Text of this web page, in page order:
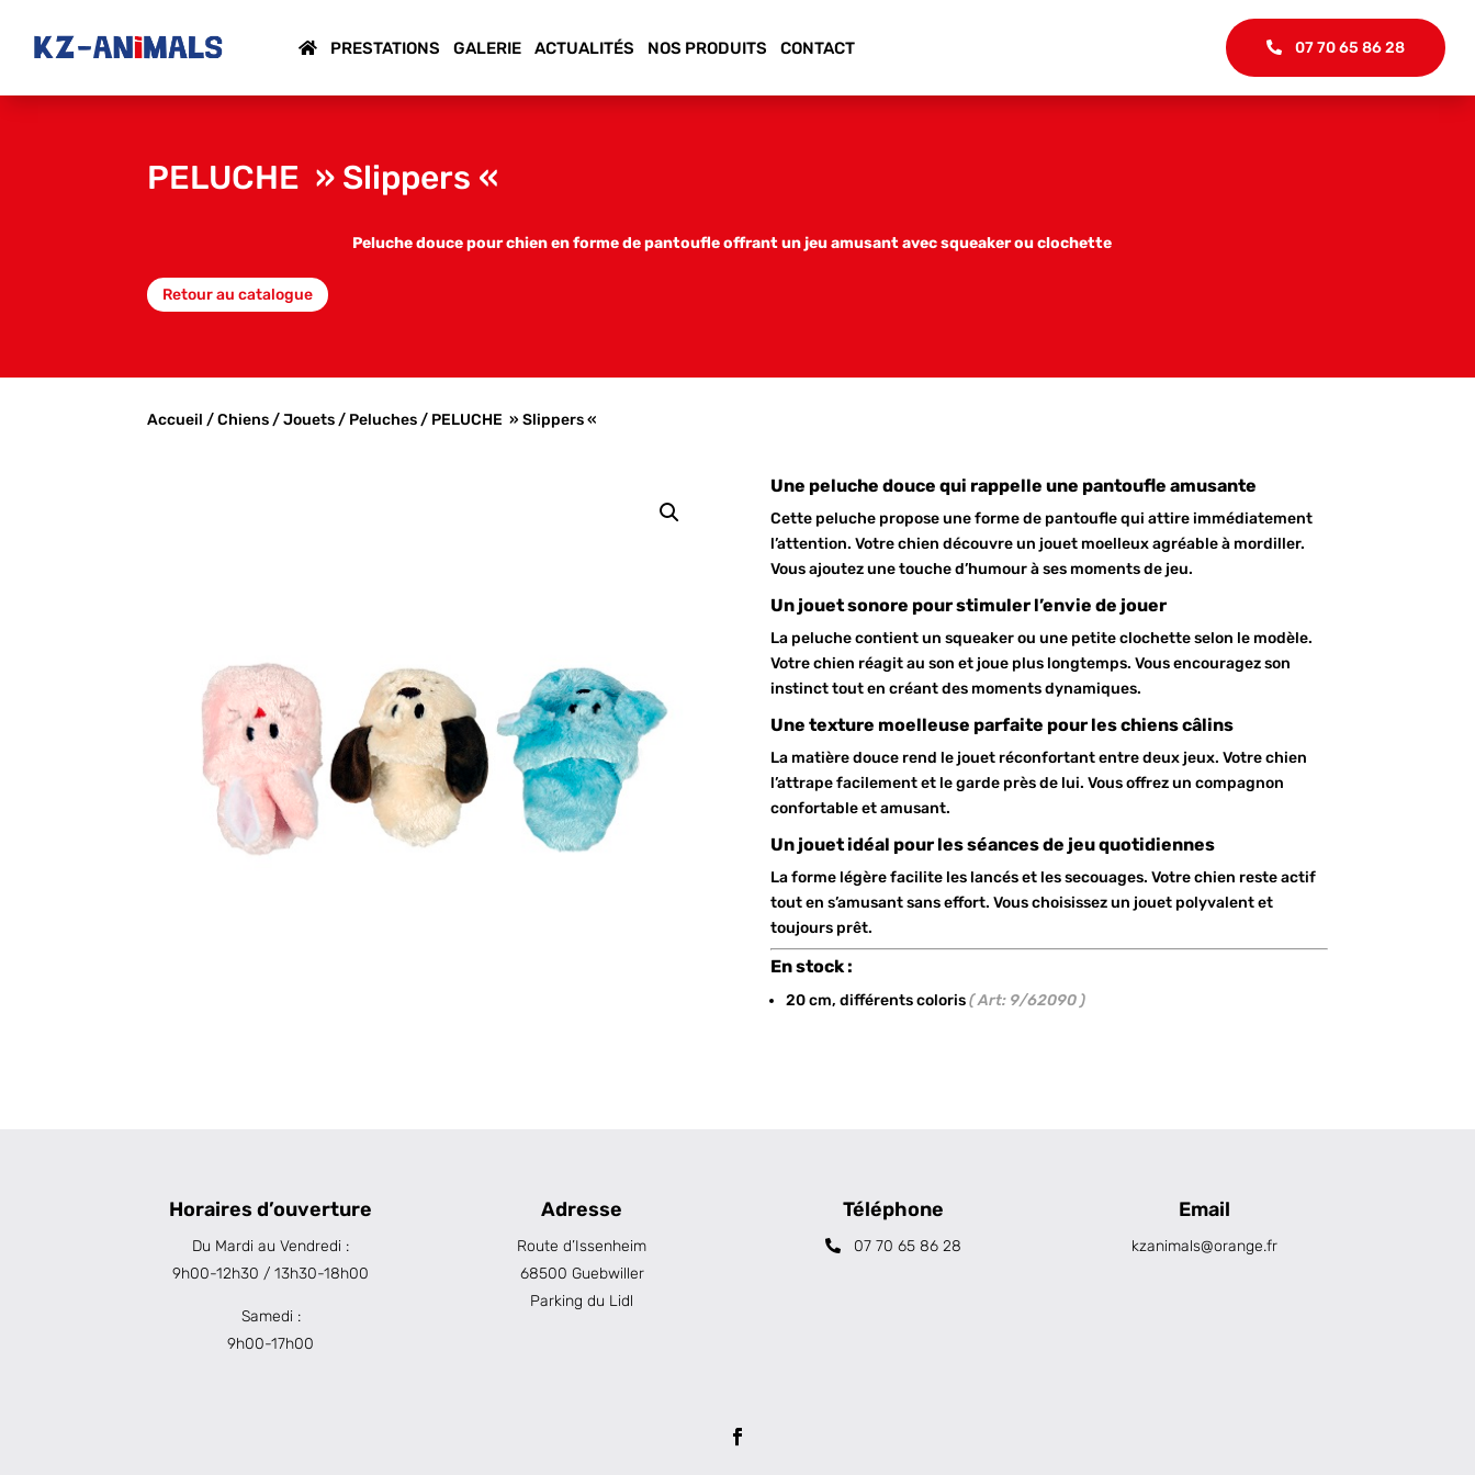
PRESTATIONS GALERIE ACTUALITÉS NOS PRODUITS CONTACT 07 70 65 86 28
PELUCHE » Slippers «
Peluche douce pour chien en forme de pantoufle offrant un jeu amusant avec squeaker ou clochette
Retour au catalogue
Accueil /Chiens/Jouets/ Peluches/ PELUCHE » Slippers «
Une peluche douce qui rappelle une pantoufle amusante
Cette peluche propose une forme de pantoufle qui attire immédiatement
l’attention. Votre chien découvre un jouet moelleux agréable à mordiller.
Vous ajoutez une touche d’humour à ses moments de jeu.
Un jouet sonore pour stimuler l’envie de jouer
La peluche contient un squeaker ou une petite clochette selon le modèle.
Votre chien réagit au son et joue plus longtemps. Vous encouragez son
instinct tout en créant des moments dynamiques.
Une texture moelleuse parfaite pour les chiens câlins
La matière douce rend le jouet réconfortant entre deux jeux. Votre chien
l’attrape facilement et le garde près de lui. Vous offrez un compagnon
confortable et amusant.
Un jouet idéal pour les séances de jeu quotidiennes
La forme légère facilite les lancés et les secouages. Votre chien reste actif
tout en s’amusant sans effort. Vous choisissez un jouet polyvalent et
toujours prêt.
En stock :
20 cm, différents coloris( Art: 9/62090 )
Horaires d’ouverture
Du Mardi au Vendredi :
9h00-12h30 / 13h30-18h00
Samedi :
9h00-17h00
Adresse
Route d’Issenheim
68500 Guebwiller
Parking du Lidl
Téléphone
07 70 65 86 28
Email
kzanimals@orange.fr